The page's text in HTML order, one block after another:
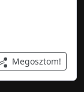
Megosztom!